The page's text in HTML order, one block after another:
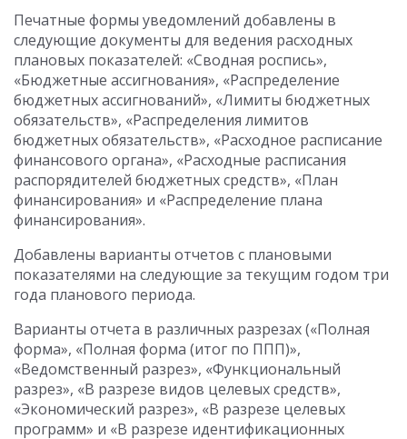
Печатные формы уведомлений добавлены в
следующие документы для ведения расходных
плановых показателей: «Сводная роспись»,
«Бюджетные ассигнования», «Распределение
бюджетных ассигнований», «Лимиты бюджетных
обязательств», «Распределения лимитов
бюджетных обязательств», «Расходное расписание
финансового органа», «Расходные расписания
распорядителей бюджетных средств», «План
финансирования» и «Распределение плана
финансирования».
Добавлены варианты отчетов с плановыми
показателями на следующие за текущим годом три
года планового периода.
Варианты отчета в различных разрезах («Полная
форма», «Полная форма (итог по ППП)»,
«Ведомственный разрез», «Функциональный
разрез», «В разрезе видов целевых средств»,
«Экономический разрез», «В разрезе целевых
программ» и «В разрезе идентификационных